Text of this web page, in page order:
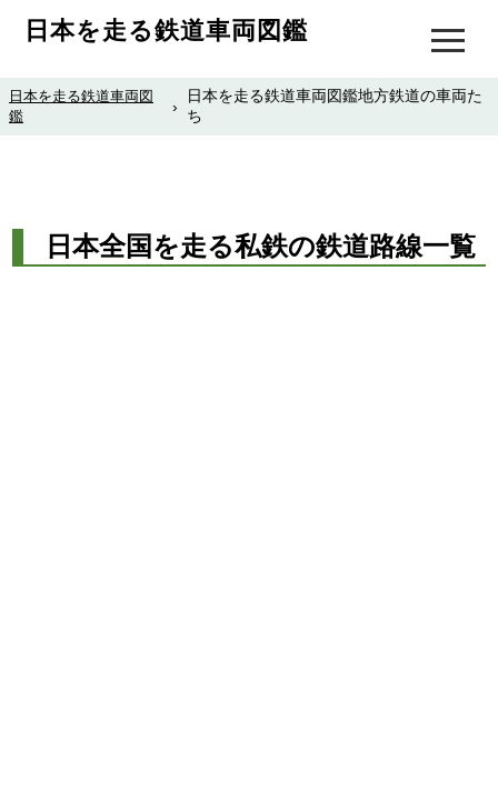
日本を走る鉄道車両図鑑
日本を走る鉄道車両図
鑑
›
日本を走る鉄道車両図鑑地方鉄道の車両た
ち
日本全国を走る私鉄の鉄道路線一覧